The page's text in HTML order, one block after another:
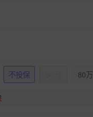
不投保 80万